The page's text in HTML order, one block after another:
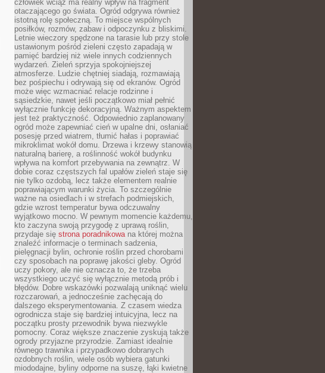
człowiek wciąż ma realny wpływ na fragment
otaczającego go świata. Ogród odgrywa również
istotną rolę społeczną. To miejsce wspólnych
posiłków, rozmów, zabaw i odpoczynku z bliskimi.
Letnie wieczory spędzone na tarasie lub przy stole
ustawionym pośród zieleni często zapadają w
pamięć bardziej niż wiele innych codziennych
wydarzeń. Zieleń sprzyja spokojniejszej
atmosferze. Ludzie chętniej siadają, rozmawiają
bez pośpiechu i odrywają się od ekranów. Ogród
może więc wzmacniać relacje rodzinne i
sąsiedzkie, nawet jeśli początkowo miał pełnić
wyłącznie funkcję dekoracyjną. Ważnym aspektem
jest też praktyczność. Odpowiednio zaplanowany
ogród może zapewniać cień w upalne dni, osłaniać
posesję przed wiatrem, tłumić hałas i poprawiać
mikroklimat wokół domu. Drzewa i krzewy stanowią
naturalną barierę, a roślinność wokół budynku
wpływa na komfort przebywania na zewnątrz. W
dobie coraz częstszych fal upałów zieleń staje się
nie tylko ozdobą, lecz także elementem realnie
poprawiającym warunki życia. To szczególnie
ważne na osiedlach i w strefach podmiejskich,
gdzie wzrost temperatur bywa odczuwalny
wyjątkowo mocno. W pewnym momencie każdemu,
kto zaczyna swoją przygodę z uprawą roślin,
przydaje się strona poradnikowana której można
znaleźć informacje o terminach sadzenia,
pielęgnacji bylin, ochronie roślin przed chorobami
czy sposobach na poprawę jakości gleby. Ogród
uczy pokory, ale nie oznacza to, że trzeba
wszystkiego uczyć się wyłącznie metodą prób i
błędów. Dobre wskazówki pozwalają uniknąć wielu
rozczarowań, a jednocześnie zachęcają do
dalszego eksperymentowania. Z czasem wiedza
ogrodnicza staje się bardziej intuicyjna, lecz na
początku prosty przewodnik bywa niezwykle
pomocny. Coraz większe znaczenie zyskują także
ogrody przyjazne przyrodzie. Zamiast idealnie
równego trawnika i przypadkowo dobranych
ozdobnych roślin, wiele osób wybiera gatunki
miododajne, byliny odporne na suszę, łąki kwietne